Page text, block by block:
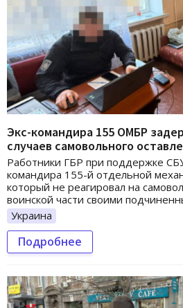
Экс-командира 155 ОМБР
случаев самовольного
Работники ГБР при поддержке
командира 155-й отдельной
который не реагировал на
воинской части своими
Украина
Подробнее